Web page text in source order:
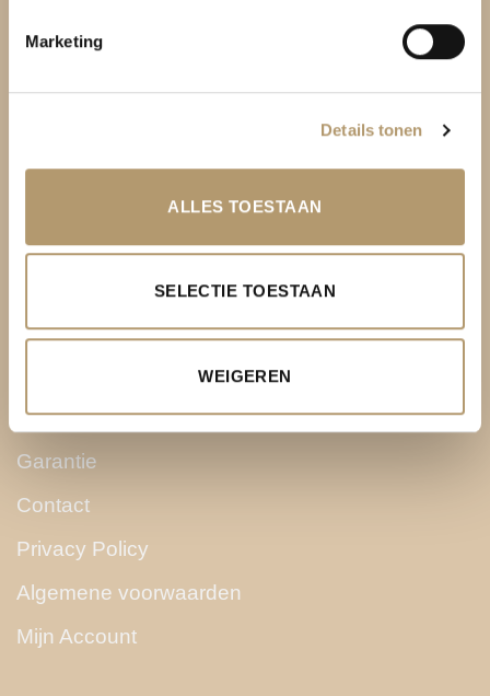
Marketing
Details tonen
ALLES TOESTAAN
SELECTIE TOESTAAN
WEIGEREN
KLANTENSERVICE
Levering
Ruilen & retourneren
Betaalmethoden
Garantie
Contact
Privacy Policy
Algemene voorwaarden
Mijn Account